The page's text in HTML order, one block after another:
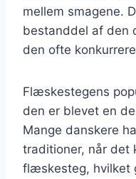
mellem smagene.
bestanddel af den
den ofte
Flæskestegens
den er blevet en
Mange danskere
traditioner, når det
flæskesteg, hvilket